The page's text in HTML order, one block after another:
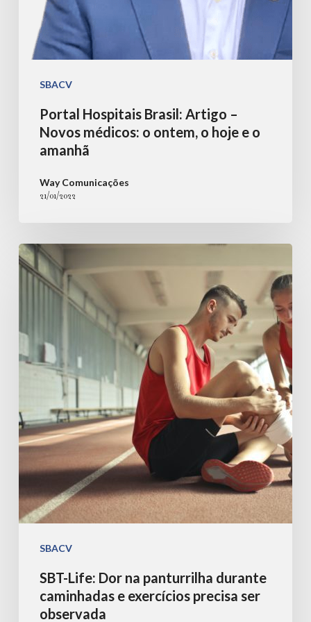
SBACV
amanhã
Portal Hospitais Brasil: Artigo –
Novos médicos: o ontem, o hoje e o
amanhã
Way Comunicações
21/01/2022
SBACV
SBT-
Life:
panturrilha
durante
caminhadas
e
exercícios
precisa
ser
observada
SBT-Life: Dor na panturrilha durante
caminhadas e exercícios precisa ser
observada